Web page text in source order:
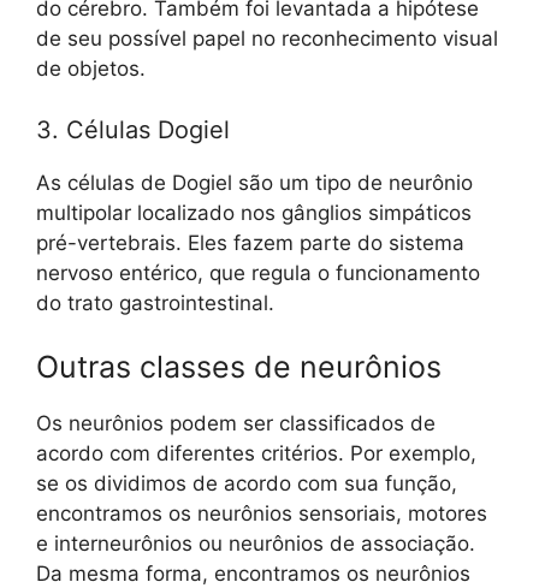
do cérebro. Também foi levantada a hipótese
de seu possível papel no reconhecimento visual
de objetos.
3. Células Dogiel
As células de Dogiel são um tipo de neurônio
multipolar localizado nos gânglios simpáticos
pré-vertebrais. Eles fazem parte do sistema
nervoso entérico, que regula o funcionamento
do trato gastrointestinal.
Outras classes de neurônios
Os neurônios podem ser classificados de
acordo com diferentes critérios. Por exemplo,
se os dividimos de acordo com sua função,
encontramos os neurônios sensoriais, motores
e interneurônios ou neurônios de associação.
Da mesma forma, encontramos os neurônios